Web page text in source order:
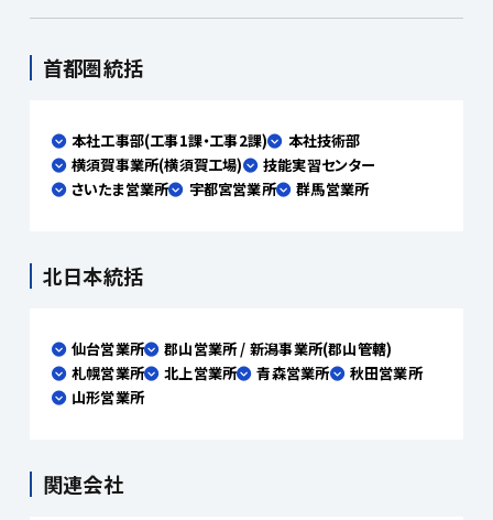
首都圏統括
本社工事部(工事1課・工事2課)
本社技術部
横須賀事業所(横須賀工場)
技能実習センター
さいたま営業所
宇都宮営業所 群馬営業所
北日本統括
仙台営業所
郡山営業所 / 新潟事業所(郡山管轄)
札幌営業所
北上営業所 青森営業所
秋田営業所
山形営業所
関連会社